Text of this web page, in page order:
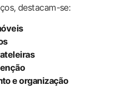
destacam-se:
​e organização